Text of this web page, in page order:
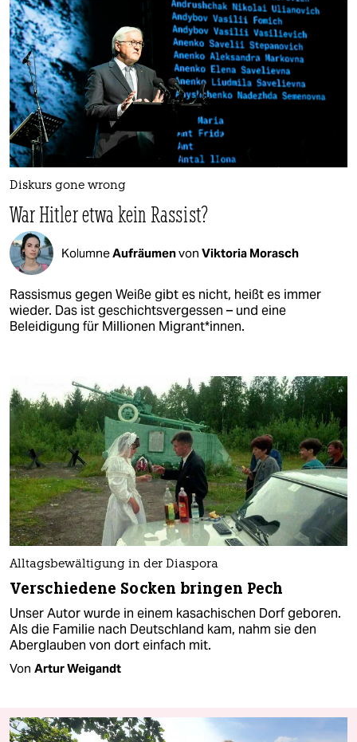
Diskurs gone wrong
War Hitler etwa kein Rassist?
KolumneAufräumenvon Viktoria Morasch
Rassismus gegen Weiße gibt es nicht, heißt es immer
wieder. Das ist geschichtsvergessen – und eine
Beleidigung für Millionen Mi­gran­t*in­nen.
Alltagsbewältigung in der Diaspora
Verschiedene Socken bringen Pech
Unser Autor wurde in einem kasachischen Dorf geboren.
Als die Familie nach Deutschland kam, nahm sie den
Aberglauben von dort einfach mit.
Von Artur Weigandt